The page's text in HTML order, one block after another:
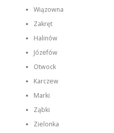
Wiązowna
Zakręt
Halinów
Józefów
Otwock
Karczew
Marki
Ząbki
Zielonka